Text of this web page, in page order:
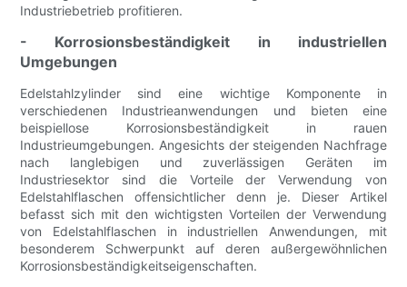
Industriebetrieb profitieren.
- Korrosionsbeständigkeit in industriellen
Umgebungen
Edelstahlzylinder sind eine wichtige Komponente in
verschiedenen Industrieanwendungen und bieten eine
beispiellose Korrosionsbeständigkeit in rauen
Industrieumgebungen. Angesichts der steigenden Nachfrage
nach langlebigen und zuverlässigen Geräten im
Industriesektor sind die Vorteile der Verwendung von
Edelstahlflaschen offensichtlicher denn je. Dieser Artikel
befasst sich mit den wichtigsten Vorteilen der Verwendung
von Edelstahlflaschen in industriellen Anwendungen, mit
besonderem Schwerpunkt auf deren außergewöhnlichen
Korrosionsbeständigkeitseigenschaften.